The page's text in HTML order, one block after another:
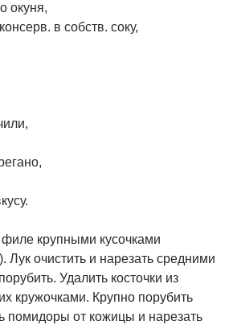
окуня,
в собств. соку,
крупными кусочками
Лук очистить и нарезать средними
Удалить косточки из
кружочками. Крупно порубить
помидоры от кожицы и нарезать